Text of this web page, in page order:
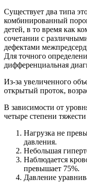
Существует два типа
комбинированный
детей, в то время как
сочетании с
дефектами
Для точного
дифференциальная
Из-за увеличенного
открытый проток,
В зависимости от
четыре степени
Нагрузка не
давления.
Небольшая
Наблюдается
превышает 75%.
Давление